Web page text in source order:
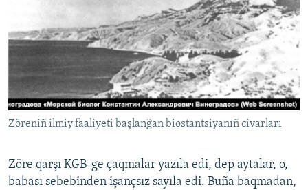
Zöreniñ ilmiy faaliyeti başlanğan biostantsiyanıñ civarları
Zöre qarşı KGB-ge çaqmalar yazıla edi, dep aytalar, o,
babası sebebinden işançsız sayıla edi. Buña baqmadan,